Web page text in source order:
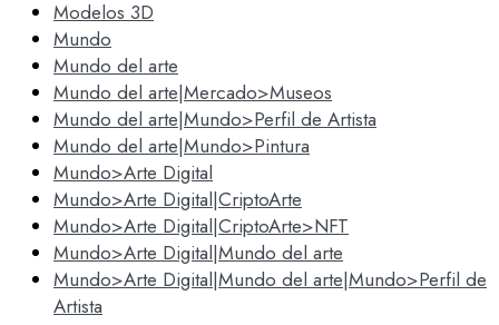
Modelos 3D
Mundo
Mundo del arte
Mundo del arte|Mercado>Museos
Mundo del arte|Mundo>Perfil de Artista
Mundo del arte|Mundo>Pintura
Mundo>Arte Digital
Mundo>Arte Digital|CriptoArte
Mundo>Arte Digital|CriptoArte>NFT
Mundo>Arte Digital|Mundo del arte
Mundo>Arte Digital|Mundo del arte|Mundo>Perfil de
Artista